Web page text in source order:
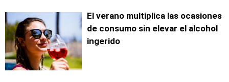
El verano multiplica las ocasiones
de consumo sin elevar el alcohol
ingerido